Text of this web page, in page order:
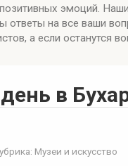
позитивных эмоций.
ответы на все ваши
а если останутся
в
Музеи и искусство